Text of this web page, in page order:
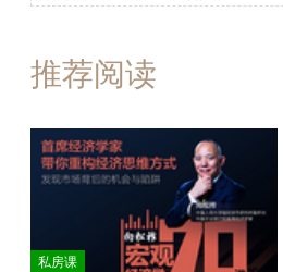
推荐阅读
私房课